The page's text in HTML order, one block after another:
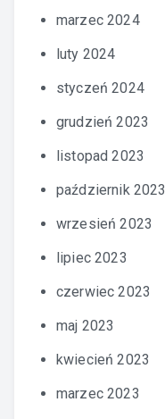
marzec 2024
luty 2024
styczeń 2024
grudzień 2023
listopad 2023
październik 2023
wrzesień 2023
lipiec 2023
czerwiec 2023
maj 2023
kwiecień 2023
marzec 2023